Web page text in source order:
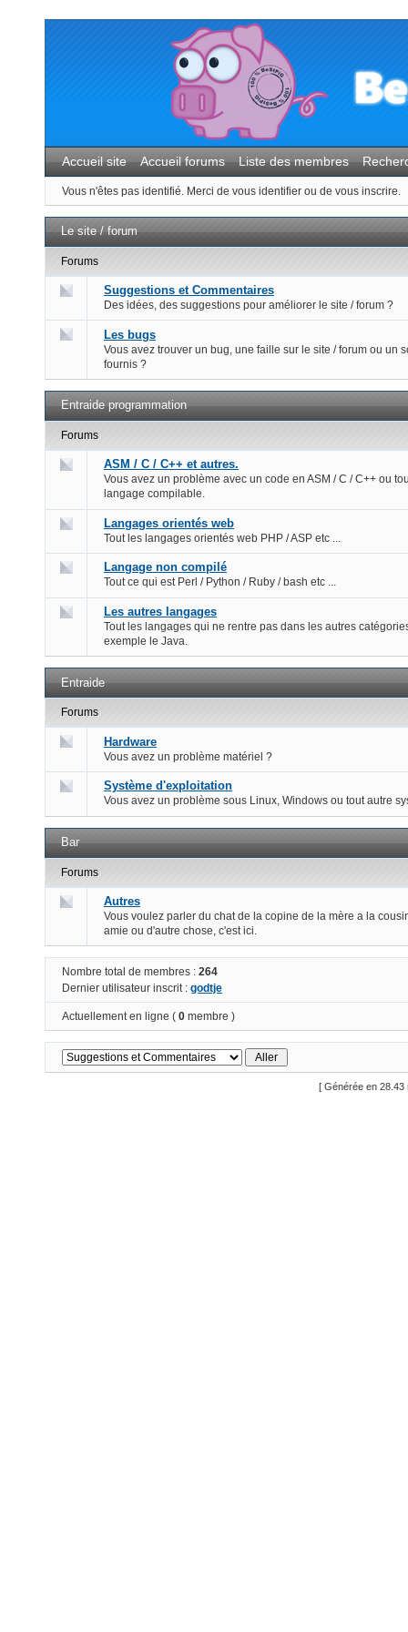
Accueil site Accueil forums Liste des membres
Vous n'êtes pas identifié. Merci de vous identifier ou de vous inscrire.
Le site / forum
Forums
Suggestions et Commentaires
Des idées, des suggestions pour améliorer le site / forum ?
Les bugs
Vous avez trouver un bug, une faille sur le site / forum ou un
fournis ?
Entraide programmation
Forums
ASM / C / C++ et autres.
Vous avez un problème avec un code en ASM / C / C++ ou
langage compilable.
Langages orientés web
Tout les langages orientés web PHP / ASP etc ...
Langage non compilé
Tout ce qui est Perl / Python / Ruby / bash etc ...
Les autres langages
Tout les langages qui ne rentre pas dans les autres
exemple le Java.
Entraide
Forums
Hardware
Vous avez un problème matériel ?
Système d'exploitation
Vous avez un problème sous Linux, Windows ou tout autre
Bar
Forums
Autres
Vous voulez parler du chat de la copine de la mère a la
amie ou d'autre chose, c'est ici.
Nombre total de membres : 264
Dernier utilisateur inscrit : godtje
Actuellement en ligne ( 0 membre )
[ Générée en